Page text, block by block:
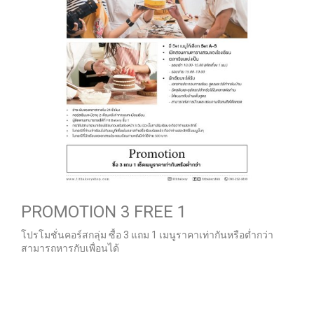
PROMOTION 3 FREE 1
โปรโมชั่นคอร์สกลุ่ม ซื้อ 3 แถม 1 เมนูราคาเท่ากันหรือต่ำกว่า
สามารถหารกับเพื่อนได้